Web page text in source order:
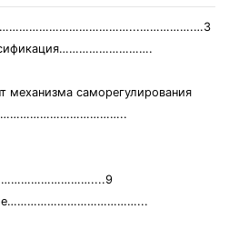
механизма саморегулирования